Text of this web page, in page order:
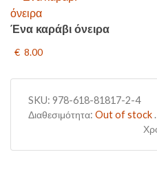
Ένα καράβι όνειρα
€ 8.00
SKU: 978-618-81817-2-4
Διαθεσιμότητα: Out of stock.